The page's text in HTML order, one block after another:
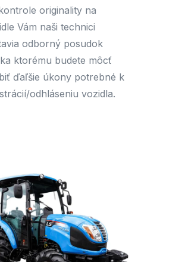
originality na
Vám naši technici
odborný posudok
ktorému budete môcť
ďaľšie úkony potrebné k
odhláseniu vozidla.